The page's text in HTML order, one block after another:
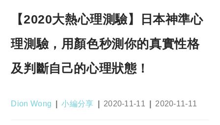
【2020大熱心理測驗】日本神準心
理測驗，用顏色秒測你的真實性格
及判斷自己的心理狀態！
Post
Dion Wong
Post
小編分享
Post
2020-11-11
Post
2020-11-11